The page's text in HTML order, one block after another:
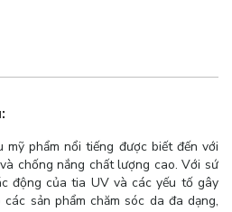
phẩm nổi tiếng được biết đến với
chống nắng chất lượng cao. Với sứ
động của tia UV và các yếu tố gây
sản phẩm chăm sóc da đa dạng,